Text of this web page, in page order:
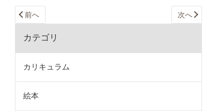
前へ 次へ
カテゴリ
カリキュラム
絵本